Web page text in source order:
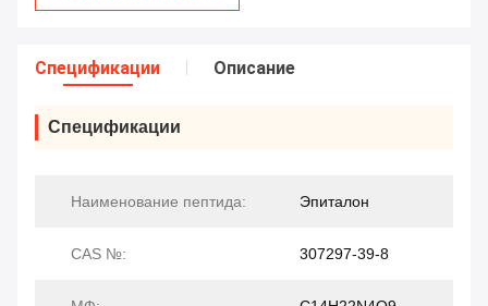
Спецификации Описание
Спецификации
Наименование пептида: Эпиталон
CAS №: 307297-39-8